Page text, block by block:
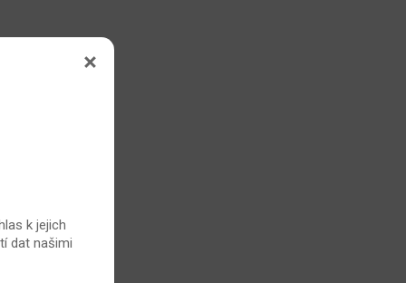
k jejich
dat našimi